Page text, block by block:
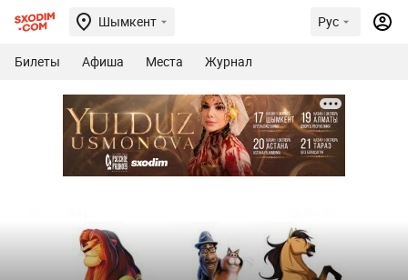
Шымкент Рус
Билеты Афиша Места Журнал